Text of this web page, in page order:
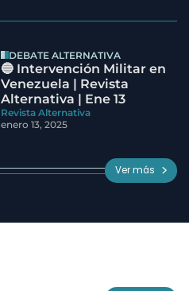
DEBATE ALTERNATIVA
🔵 Intervención Militar en
Venezuela | Revista
Alternativa | Ene 13
Revista Alternativa
enero 13, 2025
Ver más